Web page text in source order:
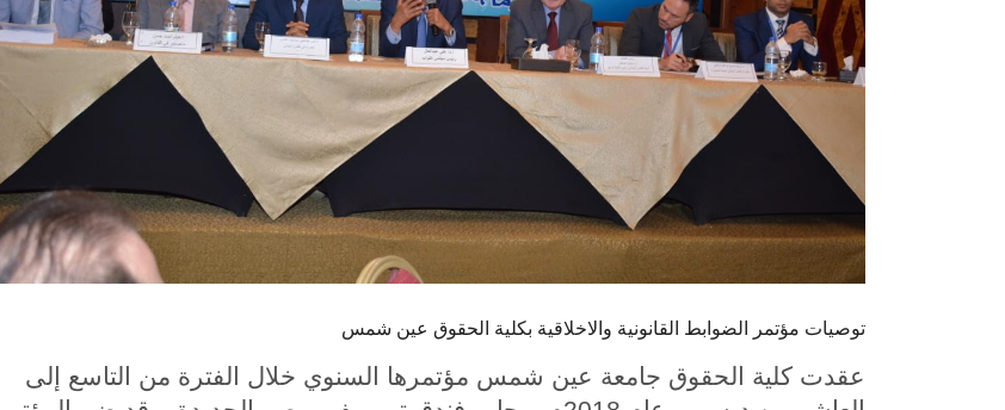
توصيات مؤتمر الضوابط القانونية والاخلاقية بكلية الحقوق عين شمس
عقدت كلية الحقوق جامعة عين شمس مؤتمرها السنوي خلال الفترة من التاسع إلى